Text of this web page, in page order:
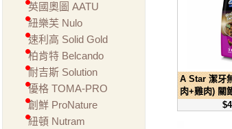
英國奧圖 AATU
紐樂芙 Nulo
速利高 Solid Gold
柏肯特 Belcando
耐吉斯 Solution
優格 TOMA-PRO
創鮮 ProNature
紐頓 Nutram
A Star 潔牙
肉+雞肉) 關